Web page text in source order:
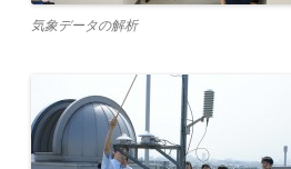
気象データの解析